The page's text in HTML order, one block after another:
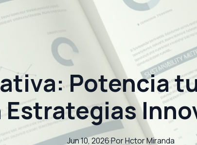
Potencia
Estrategias
Jun 10, 2026·PorHctorMiranda